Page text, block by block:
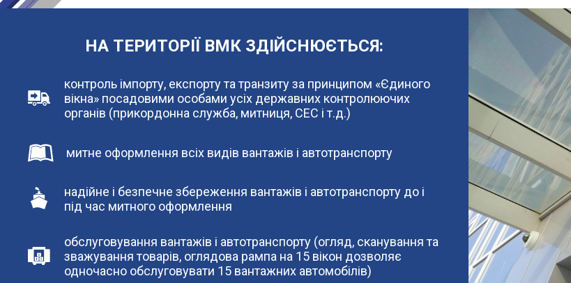
НА ТЕРИТОРІЇ ВМК ЗДІЙСНЮЄТЬСЯ:
контроль імпорту, експорту та транзиту за принципом «Єдиного
вікна» посадовими особами усіх державних контролюючих
органів (прикордонна служба, митниця, СЕС і т.д.)
митне оформлення всіх видів вантажів і автотранспорту
надійне і безпечне збереження вантажів і автотранспорту до і
під час митного оформлення
обслуговування вантажів і автотранспорту (огляд, сканування та
зважування товарів, оглядова рампа на 15 вікон дозволяє
одночасно обслуговувати 15 вантажних автомобілів)